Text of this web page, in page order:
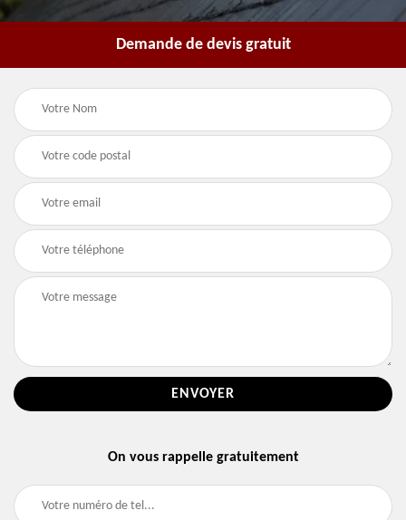
Demande de devis gratuit
On vous rappelle gratuitement